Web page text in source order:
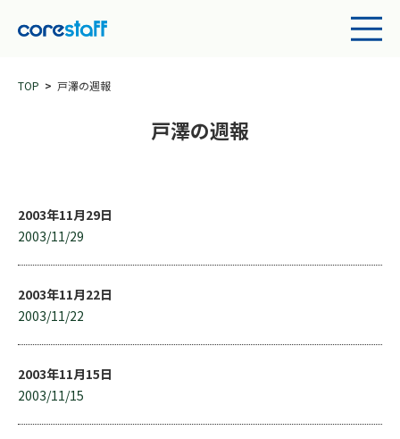
TOP 戸澤の週報
戸澤の週報
2003年11月29日
2003/11/29
2003年11月22日
2003/11/22
2003年11月15日
2003/11/15